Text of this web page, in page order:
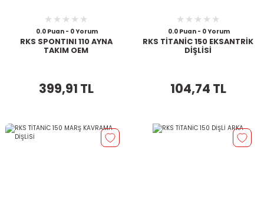
0.0 Puan - 0 Yorum
RKS SPONTINI 110 AYNA
TAKIM OEM
399,91 TL
0.0 Puan - 0 Yorum
RKS TİTANİC 150 EKSANTRİK
DİŞLİSİ
104,74 TL